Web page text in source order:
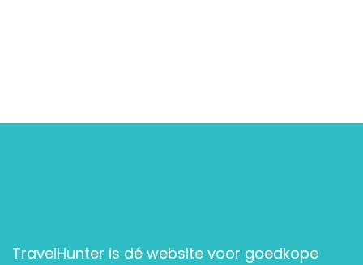
TravelHunter is dé website voor goedkope